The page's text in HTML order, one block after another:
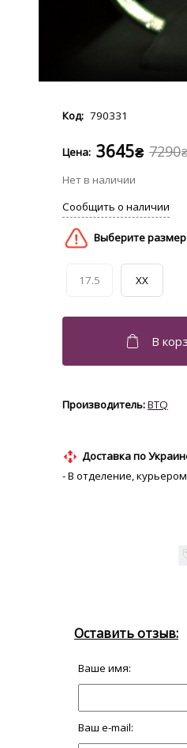
790331
7290₴
3645₴
17.5 XX
BTQ
Доставка по
- В отделение,